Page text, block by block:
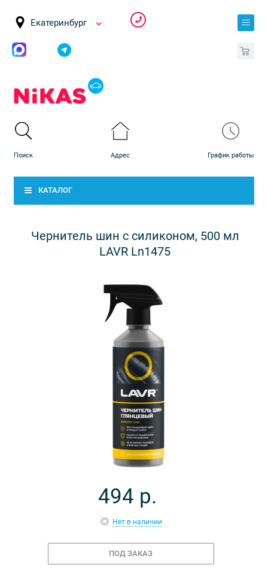
Екатеринбург
КАТАЛОГ
Чернитель шин с силиконом, 500 мл
LAVR Ln1475
494 р.
Нет в наличии
ПОД ЗАКАЗ